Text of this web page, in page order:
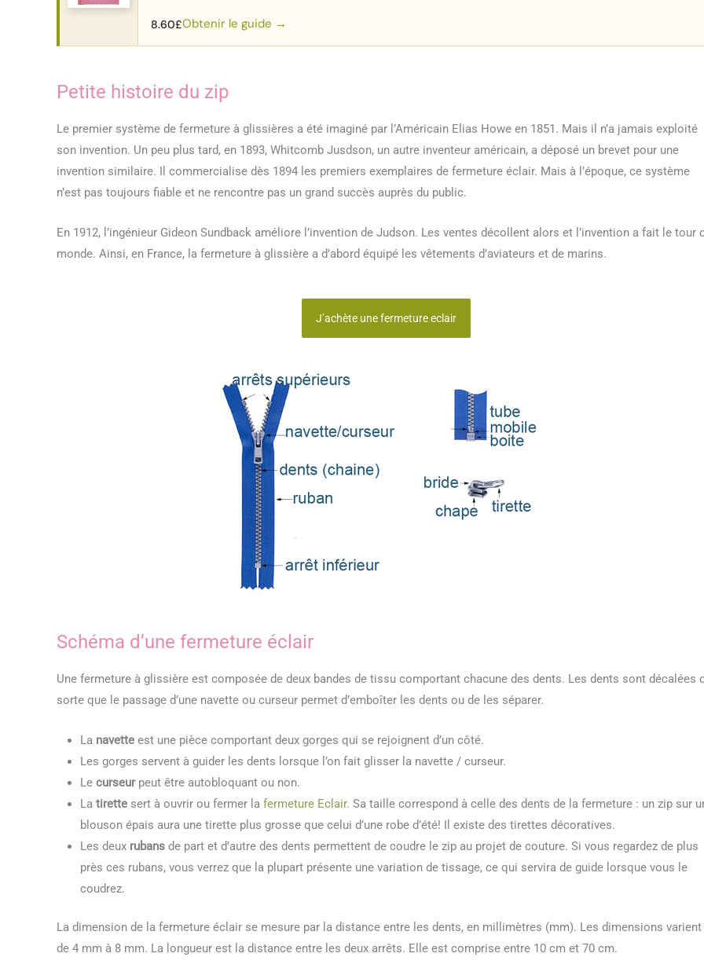
8.60£Obtenir le guide →
Petite histoire du zip
Le premier système de fermeture à glissières a été imaginé par l’Américain Elias Howe en 1851. Mais il n’a jamais exploité
son invention. Un peu plus tard, en 1893, Whitcomb Jusdson, un autre inventeur américain, a déposé un brevet pour une
invention similaire. Il commercialise dès 1894 les premiers exemplaires de fermeture éclair. Mais à l’époque, ce système
n’est pas toujours fiable et ne rencontre pas un grand succès auprès du public.
En 1912, l’ingénieur Gideon Sundback améliore l’invention de Judson. Les ventes décollent alors et l’invention a fait le tour
monde. Ainsi, en France, la fermeture à glissière a d’abord équipé les vêtements d’aviateurs et de marins.
J’achète une fermeture eclair
Schéma d’une fermeture éclair
Une fermeture à glissière est composée de deux bandes de tissu comportant chacune des dents. Les dents sont décalées
sorte que le passage d’une navette ou curseur permet d’emboîter les dents ou de les séparer.
La navette est une pièce comportant deux gorges qui se rejoignent d’un côté.
Les gorges servent à guider les dents lorsque l’on fait glisser la navette / curseur.
Le curseurpeut être autobloquant ou non.
La tirette sert à ouvrir ou fermer la fermeture Eclair. Sa taille correspond à celle des dents de la fermeture : un zip sur
blouson épais aura une tirette plus grosse que celui d’une robe d’été! Il existe des tirettes décoratives.
Les deux rubans de part et d’autre des dents permettent de coudre le zip au projet de couture. Si vous regardez de plus
près ces rubans, vous verrez que la plupart présente une variation de tissage, ce qui servira de guide lorsque vous le
coudrez.
La dimension de la fermeture éclair se mesure par la distance entre les dents, en millimètres (mm). Les dimensions varient
de 4 mm à 8 mm. La longueur est la distance entre les deux arrêts. Elle est comprise entre 10 cm et 70 cm.